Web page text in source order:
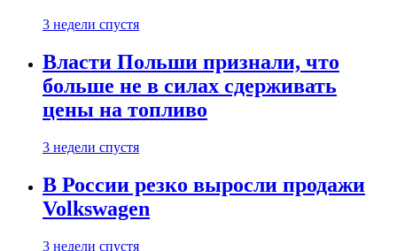
3 недели спустя
Власти Польши признали, что
больше не в силах сдерживать
цены на топливо
3 недели спустя
В России резко выросли продажи
Volkswagen
3 недели спустя